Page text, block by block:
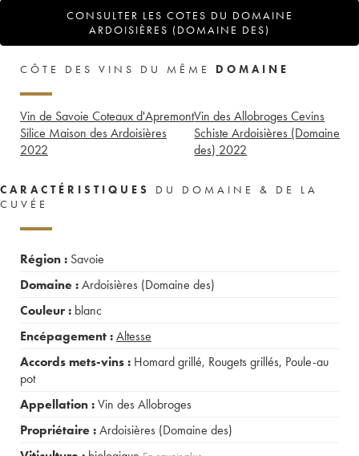
CONSULTER LES COTES DU DOMAINE
ARDOISIÈRES (DOMAINE DES)
CÔTE DES VINS DU MÊME DOMAINE
Vin de Savoie Coteaux d'Apremont
Silice Maison des Ardoisières
2022
Vin des Allobroges Cevins
Schiste Ardoisières (Domaine
des) 2022
CARACTÉRISTIQUES
DU DOMAINE & DE LA
CUVÉE
Région : Savoie
Domaine :Ardoisières (Domaine des)
Couleur : blanc
Encépagement :Altesse
Accords mets-vins : Homard grillé, Rougets grillés, Poule-au
pot
Appellation :Vin des Allobroges
Propriétaire :Ardoisières (Domaine des)